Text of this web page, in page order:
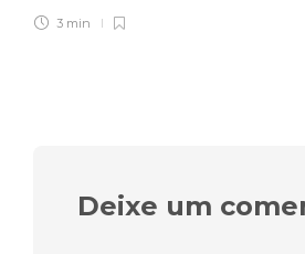
3 min
Deixe um